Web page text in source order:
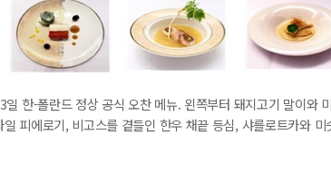
일 한-폴란드 정상 공식 오찬 메뉴. 왼쪽부터 돼지고기 말이와
일 피에로기, 비고스를 곁들인 한우 채끝 등심, 샤를로트카와